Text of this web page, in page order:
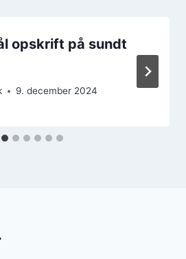
opskrift på sundt
9. december 2024